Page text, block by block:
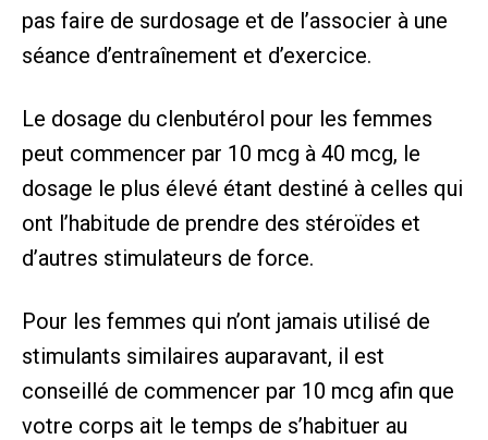
pas faire de surdosage et de l’associer à une
séance d’entraînement et d’exercice.
Le dosage du clenbutérol pour les femmes
peut commencer par 10 mcg à 40 mcg, le
dosage le plus élevé étant destiné à celles qui
ont l’habitude de prendre des stéroïdes et
d’autres stimulateurs de force.
Pour les femmes qui n’ont jamais utilisé de
stimulants similaires auparavant, il est
conseillé de commencer par 10 mcg afin que
votre corps ait le temps de s’habituer au